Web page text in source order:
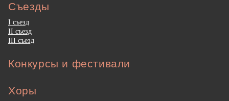
Съезды
I съезд
II съезд
III съезд
Конкурсы и фестивали
Хоры